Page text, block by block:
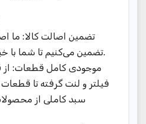
تضمین اصالت کالا: ما
تضمین می‌کنیم تا شما با خیالی آسوده خرید کنید.
موجودی کامل قطعات:
فیلتر و لنت گرفته تا
سبد کاملی از